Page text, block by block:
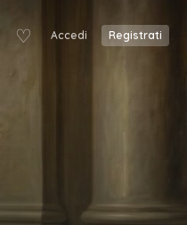
♡ Accedi Registrati